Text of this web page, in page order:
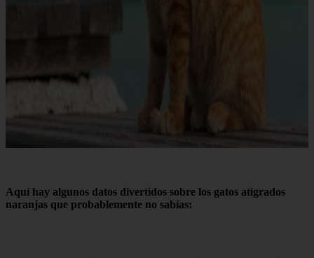
Aquí hay algunos datos divertidos sobre los gatos atigrados
naranjas que probablemente no sabías: